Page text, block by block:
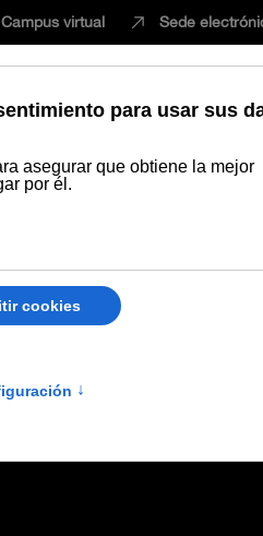
Campus virtual Sede
EstudiarInnovaciónVida